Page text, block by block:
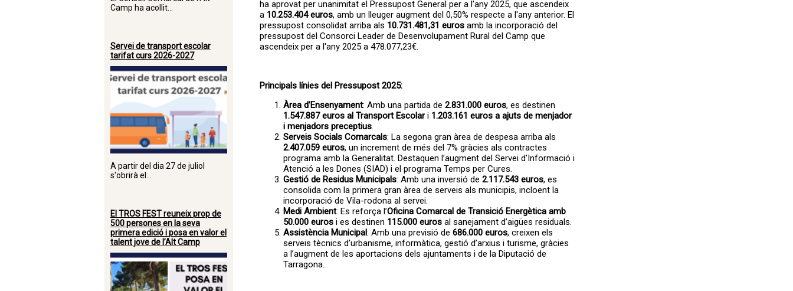
Camp ha acollit...
Servei de transport escolar
tarifat curs 2026-2027
A partir del dia 27 de juliol
s'obrirà el...
El TROS FEST reuneix prop de
500 persones en la seva
primera edició i posa en valor el
talent jove de l’Alt Camp
ha aprovat per unanimitat el Pressupost General per a l'any 2025, que ascendeix
a 10.253.404 euros, amb un lleuger augment del 0,50% respecte a l'any anterior. El
pressupost consolidat arriba als 10.731.481,31 eurosamb la incorporació del
pressupost del Consorci Leader de Desenvolupament Rural del Camp que
ascendeix per a l'any 2025 a 478.077,23€.
Principals línies del Pressupost 2025:
Àrea d’Ensenyament: Amb una partida de 2.831.000 euros, es destinen
1.547.887 euros al Transport Escolari 1.203.161 euros a ajuts de menjador
i menjadors preceptius.
Serveis Socials Comarcals: La segona gran àrea de despesa arriba als
2.407.059 euros, un increment de més del 7% gràcies als contractes
programa amb la Generalitat. Destaquen l’augment del Servei d’Informació i
Atenció a les Dones (SIAD) i el programa Temps per Cures.
Gestió de Residus Municipals: Amb una inversió de 2.117.543 euros, es
consolida com la primera gran àrea de serveis als municipis, incloent la
incorporació de Vila-rodona al servei.
Medi Ambient: Es reforça l’Oficina Comarcal de Transició Energètica amb
50.000 eurosi es destinen 115.000 eurosal sanejament d’aigües residuals.
Assistència Municipal: Amb una previsió de 686.000 euros, creixen els
serveis tècnics d’urbanisme, informàtica, gestió d’arxius i turisme, gràcies
a l’augment de les aportacions dels ajuntaments i de la Diputació de
Tarragona.